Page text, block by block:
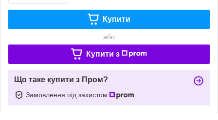
Купити
або
Купити з
Що таке купити з Пром?
Замовлення під захистом